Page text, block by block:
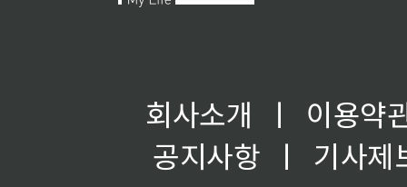
회사소개 ㅣ
이용약
공지사항
ㅣ
기사제